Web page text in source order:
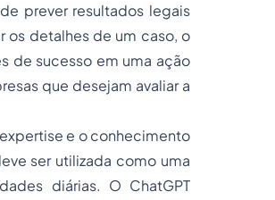
prever resultados legais
os detalhes de um caso, o
de sucesso em uma ação
que desejam avaliar a
e o conhecimento
ser utilizada como uma
diárias. O ChatGPT